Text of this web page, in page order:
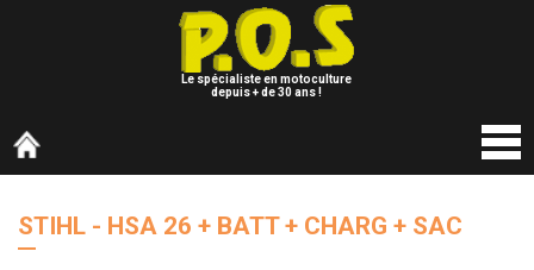
Le spécialiste en motoculture
depuis + de 30 ans !
STIHL - HSA 26 + BATT + CHARG + SAC